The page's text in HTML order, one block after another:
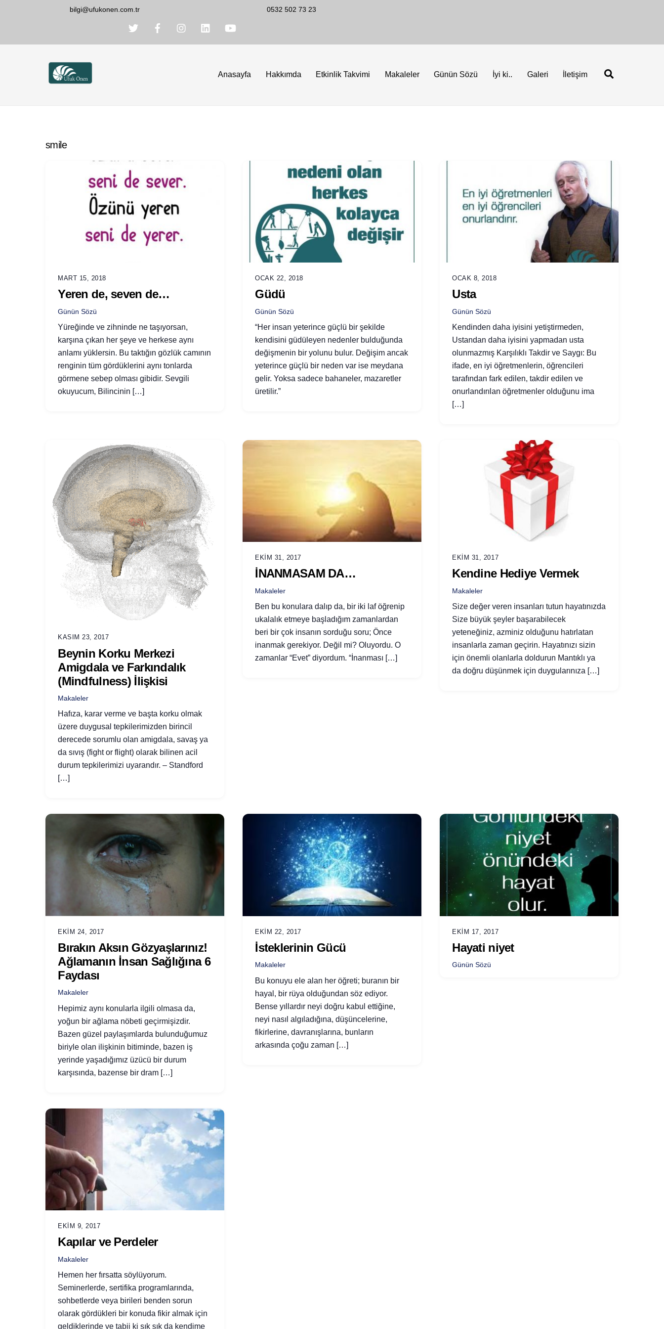
bilgi@ufukonen.com.tr 0532 502 73 23
Anasayfa Hakkımda Etkinlik Takvimi Makaleler Günün Sözü İyi ki.. Galeri İletişim
smile
MART 15, 2018
Yeren de, seven de…
Günün Sözü
Yüreğinde ve zihninde ne taşıyorsan,
karşına çıkan her şeye ve herkese aynı
anlamı yüklersin. Bu taktığın gözlük camının
renginin tüm gördüklerini aynı tonlarda
görmene sebep olması gibidir. Sevgili
okuyucum, Bilincinin […]
OCAK 22, 2018
Güdü
Günün Sözü
“Her insan yeterince güçlü bir şekilde
kendisini güdüleyen nedenler bulduğunda
değişmenin bir yolunu bulur. Değişim ancak
yeterince güçlü bir neden var ise meydana
gelir. Yoksa sadece bahaneler, mazaretler
üretilir.”
OCAK 8, 2018
Usta
Günün Sözü
Kendinden daha iyisini yetiştirmeden,
Ustandan daha iyisini yapmadan usta
olunmazmış Karşılıklı Takdir ve Saygı: Bu
ifade, en iyi öğretmenlerin, öğrencileri
tarafından fark edilen, takdir edilen ve
onurlandırılan öğretmenler olduğunu ima
[…]
KASIM 23, 2017
Beynin Korku Merkezi
Amigdala ve Farkındalık
(Mindfulness) İlişkisi
Makaleler
Hafıza, karar verme ve başta korku olmak
üzere duygusal tepkilerimizden birincil
derecede sorumlu olan amigdala, savaş ya
da sıvış (fight or flight) olarak bilinen acil
durum tepkilerimizi uyarandır. – Standford
[…]
EKIM 31, 2017
İNANMASAM DA…
Makaleler
Ben bu konulara dalıp da, bir iki laf öğrenip
ukalalık etmeye başladığım zamanlardan
beri bir çok insanın sorduğu soru; Önce
inanmak gerekiyor. Değil mi? Oluyordu. O
zamanlar “Evet” diyordum. “İnanması […]
EKIM 31, 2017
Kendine Hediye Vermek
Makaleler
Size değer veren insanları tutun hayatınızda
Size büyük şeyler başarabilecek
yeteneğiniz, azminiz olduğunu hatırlatan
insanlarla zaman geçirin. Hayatınızı sizin
için önemli olanlarla doldurun Mantıklı ya
da doğru düşünmek için duygularınıza […]
EKIM 24, 2017
Bırakın Aksın Gözyaşlarınız!
Ağlamanın İnsan Sağlığına 6
Faydası
Makaleler
Hepimiz aynı konularla ilgili olmasa da,
yoğun bir ağlama nöbeti geçirmişizdir.
Bazen güzel paylaşımlarda bulunduğumuz
biriyle olan ilişkinin bitiminde, bazen iş
yerinde yaşadığımız üzücü bir durum
karşısında, bazense bir dram […]
EKIM 22, 2017
İsteklerinin Gücü
Makaleler
Bu konuyu ele alan her öğreti; buranın bir
hayal, bir rüya olduğundan söz ediyor.
Bense yıllardır neyi doğru kabul ettiğine,
neyi nasıl algıladığına, düşüncelerine,
fikirlerine, davranışlarına, bunların
arkasında çoğu zaman […]
EKIM 17, 2017
Hayati niyet
Günün Sözü
EKIM 9, 2017
Kapılar ve Perdeler
Makaleler
Hemen her fırsatta söylüyorum.
Seminerlerde, sertifika programlarında,
sohbetlerde veya birileri benden sorun
olarak gördükleri bir konuda fikir almak için
geldiklerinde ve tabii ki sık sık da kendime